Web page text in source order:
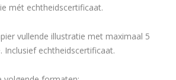
mét echtheidscertificaat.
vullende illustratie met maximaal 5
Inclusief echtheidscertificaat.